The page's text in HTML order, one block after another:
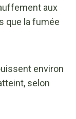
aux
que la fumée
environ
selon